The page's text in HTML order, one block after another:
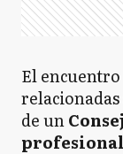
El
de un